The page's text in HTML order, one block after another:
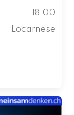
18.00
Locarnese